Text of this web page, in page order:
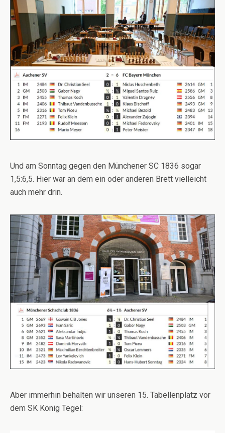
Und am Sonntag gegen den Münchener SC 1836 sogar
1,5:6,5. Hier war an dem ein oder anderen Brett vielleicht
auch mehr drin.
Aber immerhin behalten wir unseren 15. Tabellenplatz vor
dem SK König Tegel: